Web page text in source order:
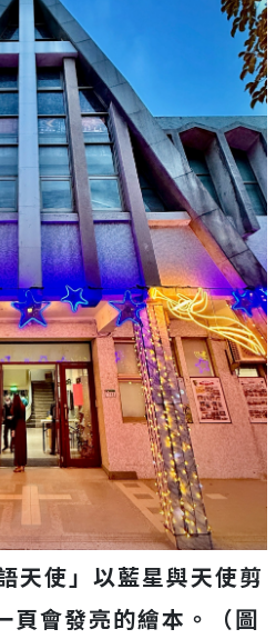
天使」以藍星與天使剪
頁會發亮的繪本 。（圖